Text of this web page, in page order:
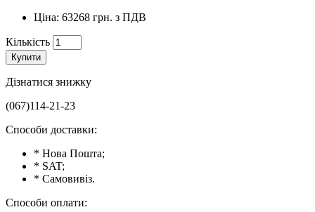
Ціна: 63268 грн. з ПДВ
Кількість
Купити
Дізнатися знижку
(067)114-21-23
Способи доставки:
* Нова Пошта;
* SAT;
* Самовивіз.
Способи оплати: